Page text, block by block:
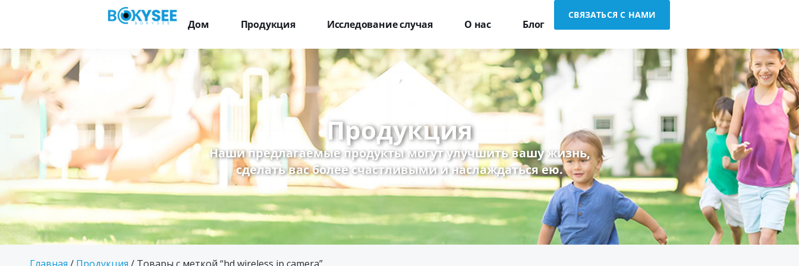
Дом Продукция Исследование случая О нас Блог
СВЯЗАТЬСЯ С НАМИ
Продукция
Наши предлагаемые продукты могут улучшить вашу жизнь,
сделать вас более счастливыми и наслаждаться ею.